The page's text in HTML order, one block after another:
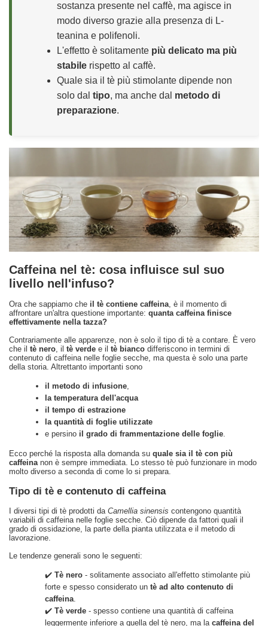
sostanza presente nel caffè, ma agisce in
modo diverso grazie alla presenza di L-
teanina e polifenoli.
L'effetto è solitamente più delicato ma più
stabile rispetto al caffè.
Quale sia il tè più stimolante dipende non
solo dal tipo, ma anche dal metodo di
preparazione.
Caffeina nel tè: cosa influisce sul suo
livello nell'infuso?
Ora che sappiamo che il tè contiene caffeina, è il momento di
affrontare un'altra questione importante: quanta caffeina finisce
effettivamente nella tazza?
Contrariamente alle apparenze, non è solo il tipo di tè a contare. È vero
che il tè nero, il tè verde e il tè bianco differiscono in termini di
contenuto di caffeina nelle foglie secche, ma questa è solo una parte
della storia. Altrettanto importanti sono
il metodo di infusione,
la temperatura dell'acqua
il tempo di estrazione
la quantità di foglie utilizzate
e persino il grado di frammentazione delle foglie.
Ecco perché la risposta alla domanda su quale sia il tè con più
caffeinanon è sempre immediata. Lo stesso tè può funzionare in modo
molto diverso a seconda di come lo si prepara.
Tipo di tè e contenuto di caffeina
I diversi tipi di tè prodotti da Camellia sinensis contengono quantità
variabili di caffeina nelle foglie secche. Ciò dipende da fattori quali il
grado di ossidazione, la parte della pianta utilizzata e il metodo di
lavorazione.
Le tendenze generali sono le seguenti:
✔️ Tè nero - solitamente associato all'effetto stimolante più
forte e spesso considerato un tè ad alto contenuto di
caffeina.
✔️ Tè verde - spesso contiene una quantità di caffeina
leggermente inferiore a quella del tè nero, ma la caffeina del